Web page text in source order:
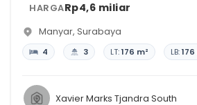
HARGARp4,6 miliar
Manyar, Surabaya
4 3 LT:176 m² LB:176
Xavier Marks Tjandra South